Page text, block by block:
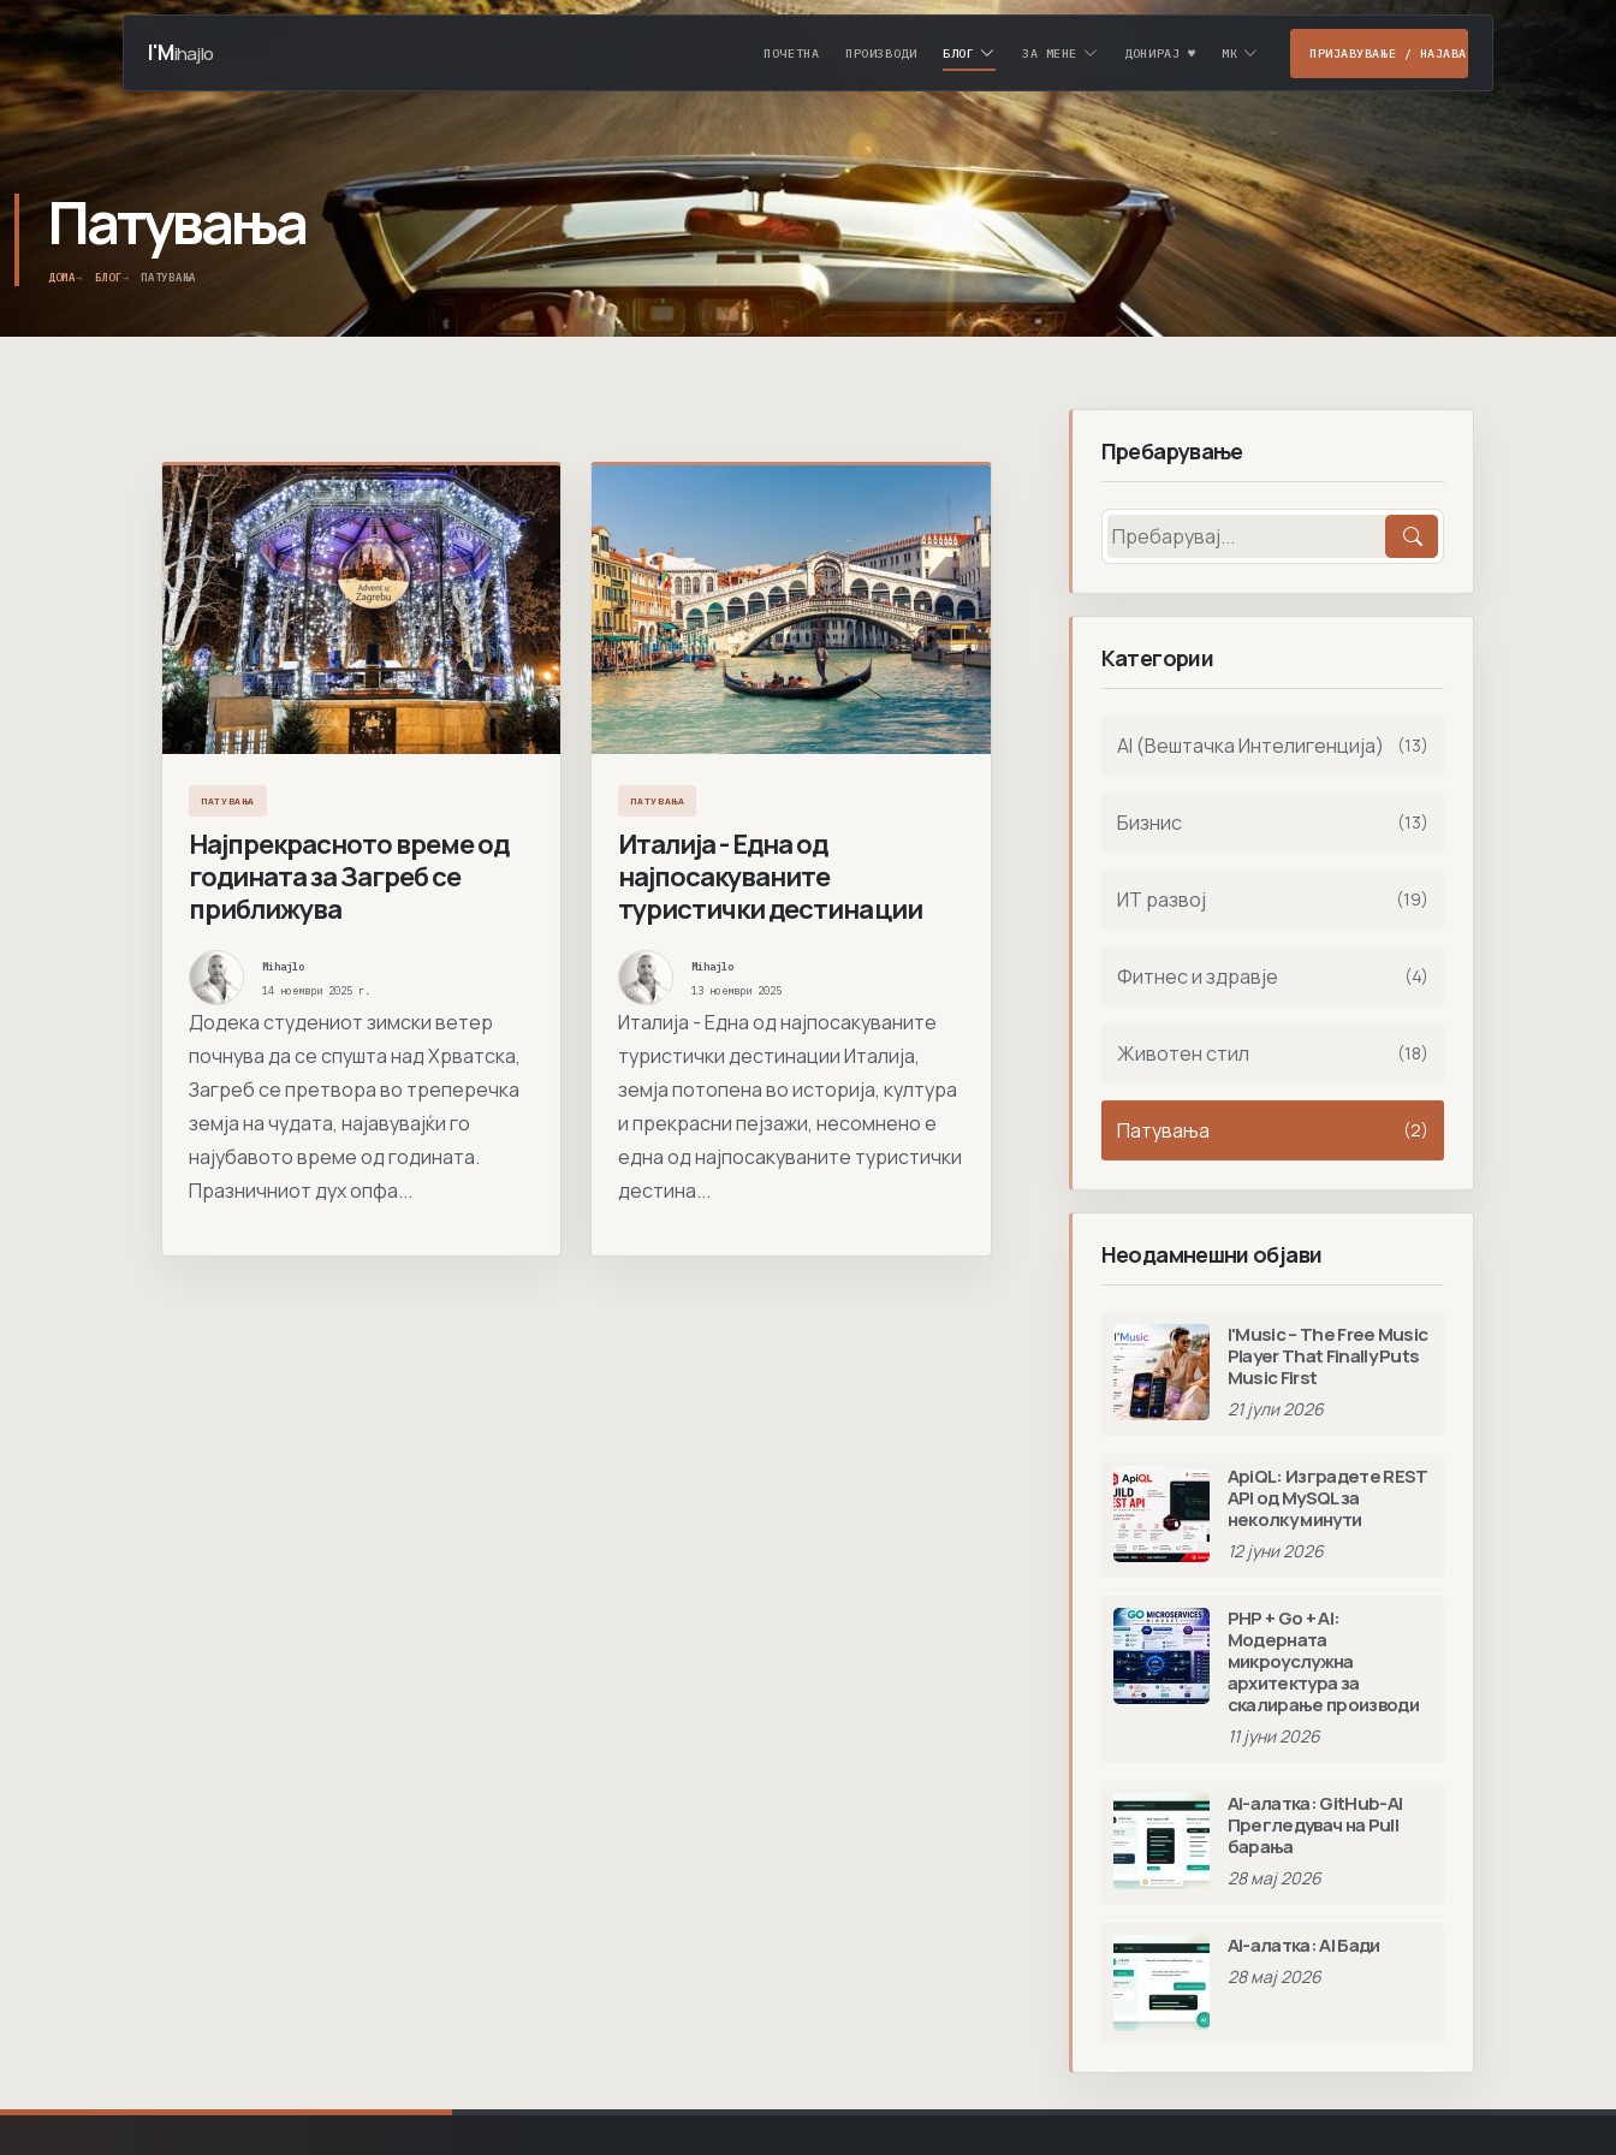
I'Mihajlo ПОЧЕТНА ПРОИЗВОДИ БЛОГ ЗА МЕНЕ ДОНИРАЈ ♥ МК ПРИЈАВУВАЊЕ / НАЈАВА
Патувања
ДОМА БЛОГ ПАТУВАЊА
ПАТУВАЊА
Најпрекрасното време од
годината за Загреб се
приближува
Mihajlo
14 ноември 2025 г.
Додека студениот зимски ветер
почнува да се спушта над Хрватска,
Загреб се претвора во треперечка
земја на чудата, најавувајќи го
најубавото време од годината.
Празничниот дух опфа...
ПАТУВАЊА
Италија - Една од
најпосакуваните
туристички дестинации
Mihajlo
13 ноември 2025
Италија - Една од најпосакуваните
туристички дестинации Италија,
земја потопена во историја, култура
и прекрасни пејзажи, несомнено е
една од најпосакуваните туристички
дестина...
Пребарување
Категории
AI (Вештачка Интелигенција) (13)
Бизнис (13)
ИТ развој (19)
Фитнес и здравје (4)
Животен стил (18)
Патувања (2)
Неодамнешни објави
I'Music – The Free Music
Player That Finally Puts
Music First
21 јули 2026
ApiQL: Изградете REST
API од MySQL за
неколку минути
12 јуни 2026
PHP + Go + AI:
Модерната
микроуслужна
архитектура за
скалирање производи
11 јуни 2026
AI-алатка: GitHub-AI
Прегледувач на Pull
барања
28 мај 2026
AI-алатка: AI Бади
28 мај 2026